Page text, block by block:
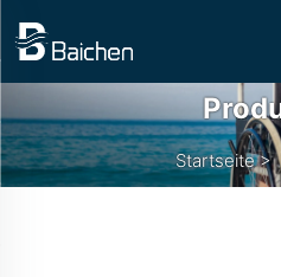
Startseite>